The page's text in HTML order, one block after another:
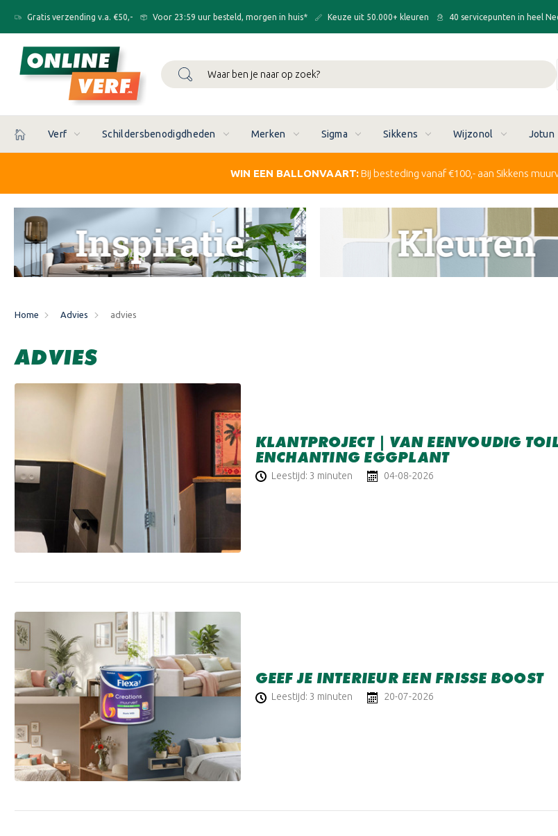
Gratis verzending v.a. €50,- Voor 23:59 uur besteld, morgen in huis* Keuze uit 50.000+ kleuren 40 servicepunten in heel
Zoeken
Verf Schildersbenodigdheden Merken Sigma Sikkens Wijzonol Jotun
WIN EEN BALLONVAART:Bij besteding vanaf €100,- aan Sikkens
Home Advies advies
ADVIES
KLANTPROJECT | VAN EENVOUDIG
ENCHANTING EGGPLANT
Leestijd: 3 minuten 04-08-2026
GEEF JE INTERIEUR EEN FRISSE BOOST
Leestijd: 3 minuten 20-07-2026